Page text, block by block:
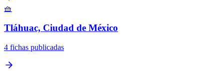
🧺
Tláhuac, Ciudad de México
4 fichas publicadas